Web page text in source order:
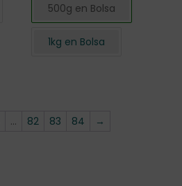
500g en Bolsa
1kg en Bolsa
… 82 83 84 →